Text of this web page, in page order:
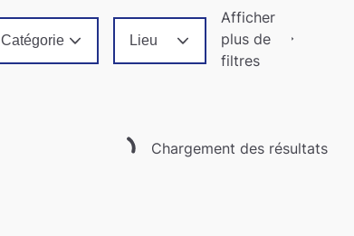
Catégorie Lieu
Afficher
plus de
filtres
Chargement des résultats